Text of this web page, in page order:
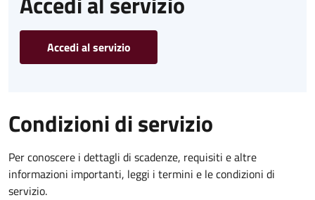
Accedi al servizio
Condizioni di servizio
Per conoscere i dettagli di scadenze, requisiti e altre
informazioni importanti, leggi i termini e le condizioni di
servizio.